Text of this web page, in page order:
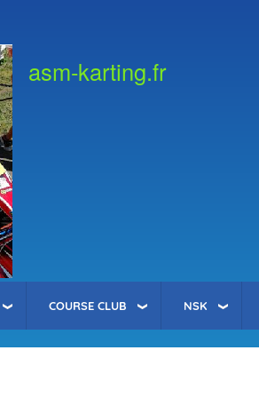
asm-karting.fr
COURSE CLUB NSK